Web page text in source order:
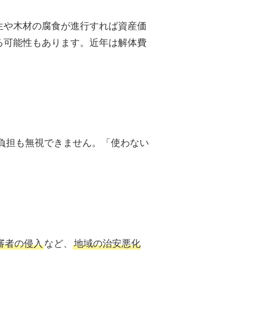
木材の腐食が進行すれば資産価
能性もあります。近年は解体費
担も無視できません。「使わない
者の侵入など、
地域の治安悪化